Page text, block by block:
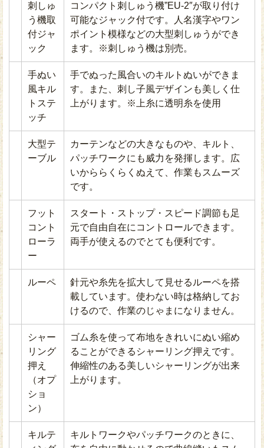
刺しゅ
う機取
付ジャ
ック
コンパクト刺しゅう機”EU-2″が取り付け
可能なジャック付です。人名漢字やワン
ポイント模様などの大型刺しゅうができ
ます。※刺しゅう機は別売。
手ぬい
風キル
トステ
ッチ
手でぬった風合いのキルトぬいができま
す。また、刺し子風デザインも美しく仕
上がります。※上糸に透明糸を使用
大型テ
ーブル
カーテンなどの大きなものや、キルト、
パッチワークにも威力を発揮します。広
いかららくらくぬえて、作業もスムーズ
です。
フット
コント
ローラ
ー
スタート・ストップ・スピード調節も足
元で自由自在にコントロールできます。
両手が使えるのでとても便利です。
ルーペ
針元や糸先を拡大して見せるルーペを搭
載しています。使わない時は格納してお
けるので、作業のじゃまになりません。
シャー
リング
押え
（オプ
ショ
ン）
ゴム糸を使って布地をきれいにぬい縮め
ることができるシャーリング押えです。
伸縮性のある美しいシャーリングが出来
上がります。
キルテ
キルトワークやパッチワークのときに、